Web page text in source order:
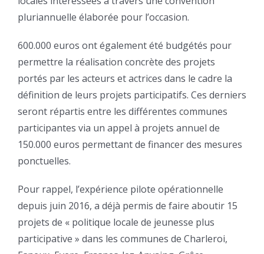
pluriannuelle élaborée pour l’occasion.
600.000 euros ont également été budgétés pour
permettre la réalisation concrète des projets
portés par les acteurs et actrices dans le cadre la
définition de leurs projets participatifs. Ces derniers
seront répartis entre les différentes communes
participantes via un appel à projets annuel de
150.000 euros permettant de financer des mesures
ponctuelles.
Pour rappel, l’expérience pilote opérationnelle
depuis juin 2016, a déjà permis de faire aboutir 15
projets de « politique locale de jeunesse plus
participative » dans les communes de Charleroi,